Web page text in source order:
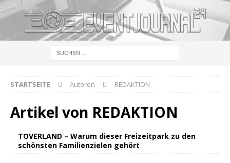
STARTSEITE Autoren REDAKTION
Artikel von REDAKTION
TOVERLAND – Warum dieser Freizeitpark zu den
schönsten Familienzielen gehört